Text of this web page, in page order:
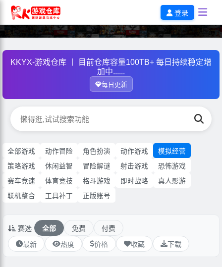
登录
KKYX-游戏仓库 丨 目前仓库容量100TB+ 每日持续稳定增
加中......
每日更新
全部游戏 动作冒险 角色扮演 动作游戏
模拟经营
策略游戏
休闲益智 冒险解谜 射击游戏
恐怖游戏
赛车竞速
体育竞技 格斗游戏 即时战略
真人影游
联机整合
工具补丁 正版账号
赛选 全部 免费
付费
最新
热度 价格 收藏 下载